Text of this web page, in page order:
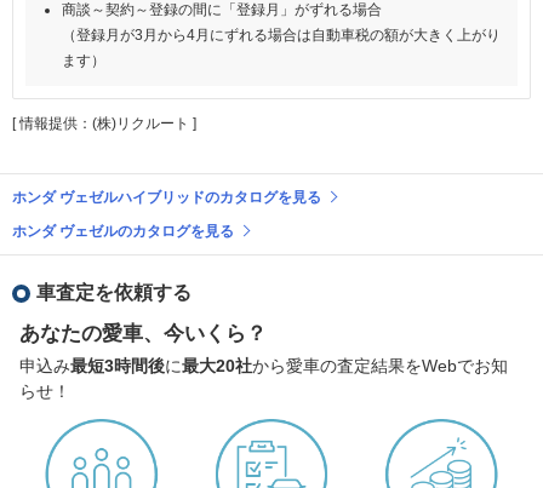
商談～契約～登録の間に「登録月」がずれる場合
（登録月が3月から4月にずれる場合は自動車税の額が大きく上がり
ます）
[ 情報提供：(株)リクルート ]
ホンダ ヴェゼルハイブリッドのカタログを見る
ホンダ ヴェゼルのカタログを見る
車査定を依頼する
あなたの愛車、今いくら？
申込み最短3時間後に最大20社から愛車の査定結果をWebでお知
らせ！